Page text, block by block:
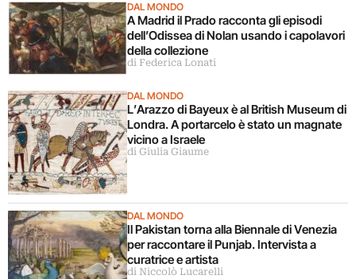
DAL MONDO
A Madrid il Prado racconta gli episodi
dell’Odissea di Nolan usando i capolavori
della collezione
di Federica Lonati
DAL MONDO
L’Arazzo di Bayeux è al British Museum di
Londra. A portarcelo è stato un magnate
vicino a Israele
di Giulia Giaume
DAL MONDO
Il Pakistan torna alla Biennale di Venezia
per raccontare il Punjab. Intervista a
curatrice e artista
di Niccolò Lucarelli